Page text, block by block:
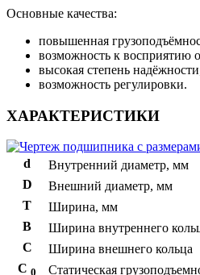
Основные качества:
повышенная
возможность к восприятию
высокая степень
возможность регулировки.
ХАРАКТЕРИСТИКИ
d Внутренний диаметр, мм
D
Внешний диаметр, мм
T
Ширина, мм
B
Ширина внутреннего
С
Ширина внешнего кольца
С 0 Статическая